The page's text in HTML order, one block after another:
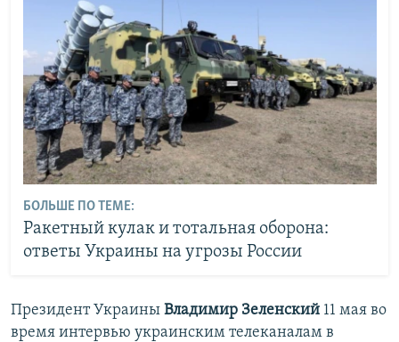
БОЛЬШЕ ПО ТЕМЕ:
Ракетный кулак и тотальная оборона:
ответы Украины на угрозы России
Президент Украины Владимир Зеленский 11 мая во
время интервью украинским телеканалам в